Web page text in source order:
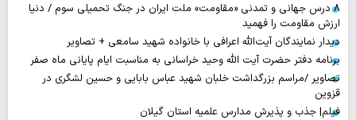
۸ درس جهانی و تمدنی «مقاومت» ملت ایران در جنگ تحمیلی سوم / دنیا
ارزش مقاومت را فهمید
دیدار نمایندگان آیت‌الله اعرافی با خانواده شهید سامعی + تصاویر
برنامه دفتر حضرت آیت الله وحید خراسانی به مناسبت ایام پایانی ماه صفر
تصاویر /مراسم بزرگداشت خلبان شهید عباس بابایی و حسین لشگری در
قزوین
فیلم| جذب و پذیرش مدارس علمیه استان گیلان